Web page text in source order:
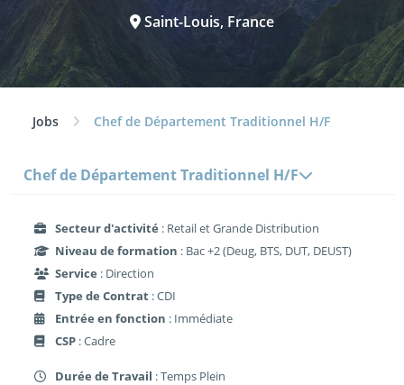
Saint-Louis, France
Jobs Chef de Département Traditionnel H/F
Chef de Département Traditionnel H/F
Secteur d'activité : Retail et Grande Distribution
Niveau de formation : Bac +2 (Deug, BTS, DUT, DEUST)
Service : Direction
Type de Contrat : CDI
Entrée en fonction : Immédiate
CSP : Cadre
Durée de Travail : Temps Plein